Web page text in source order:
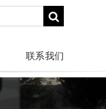
联系我们